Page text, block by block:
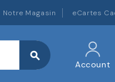
Notre Magasin eCartes
search
Account